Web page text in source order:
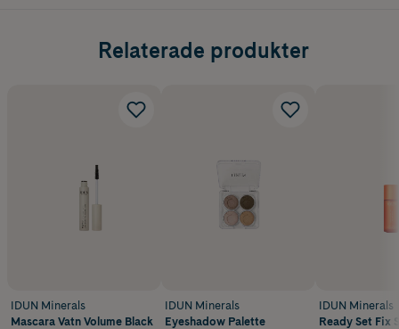
Relaterade produkter
IDUN Minerals
Mascara Vatn Volume Black
IDUN Minerals
Eyeshadow Palette
IDUN Minerals
Ready Set Fix